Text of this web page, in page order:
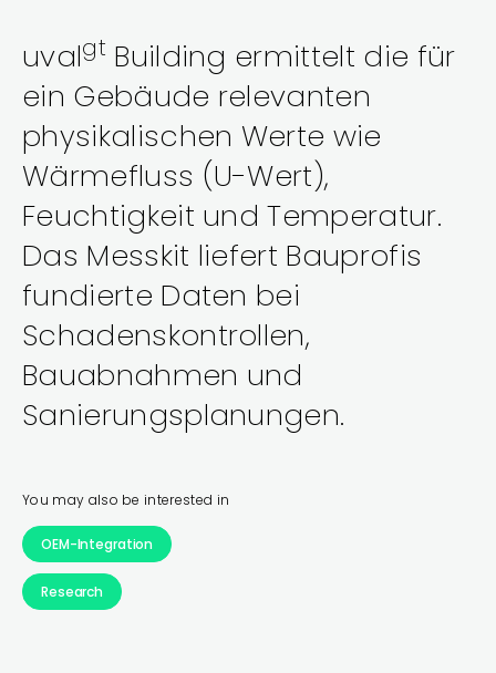
uvalgt Building ermittelt die für
ein Gebäude relevanten
physikalischen Werte wie
Wärmefluss (U-Wert),
Feuchtigkeit und Temperatur.
Das Messkit liefert Bauprofis
fundierte Daten bei
Schadenskontrollen,
Bauabnahmen und
Sanierungsplanungen.
You may also be interested in
OEM-Integration
Research